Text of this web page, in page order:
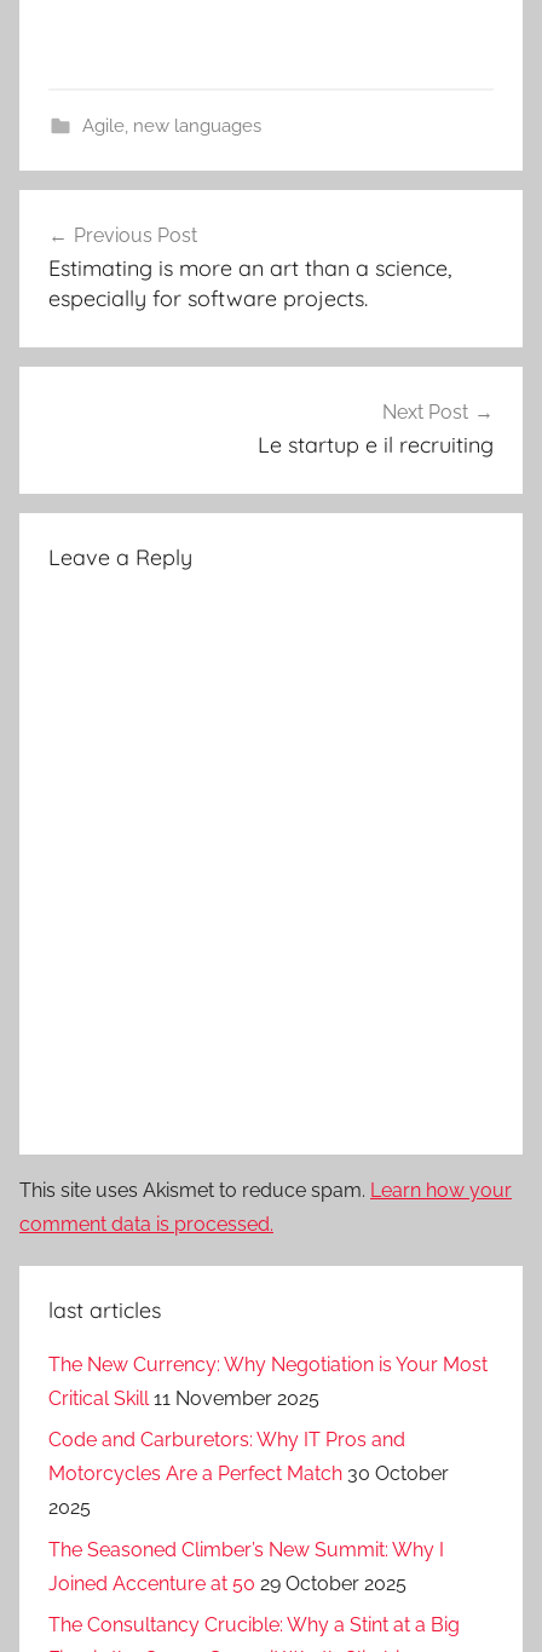
Agile, new languages
navigation
Previous Post
Estimating is more an art than a science,
especially for software projects.
Next Post
Le startup e il recruiting
Leave a Reply
This site uses Akismet to reduce spam. Learn how your
comment data is processed.
last articles
The New Currency: Why Negotiation is Your Most
Critical Skill 11 November 2025
Code and Carburetors: Why IT Pros and
Motorcycles Are a Perfect Match 30 October
2025
The Seasoned Climber’s New Summit: Why I
Joined Accenture at 50 29 October 2025
The Consultancy Crucible: Why a Stint at a Big